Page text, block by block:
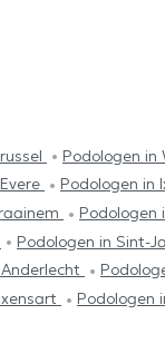
Podologen in
Podologen in
Podologen
Podologen in Sint-
Podologen